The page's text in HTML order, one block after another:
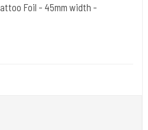
Foil - 45mm width -